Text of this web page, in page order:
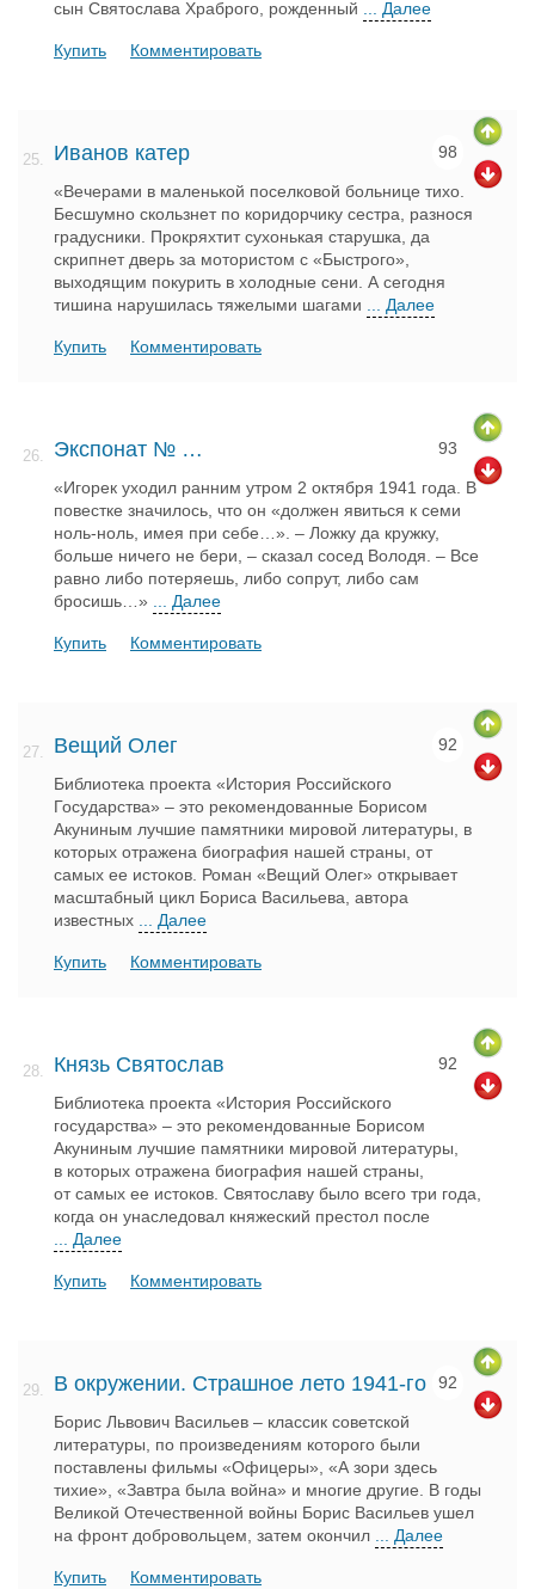
сын Святослава Храброго, рожденный ... Далее
Купить Комментировать
25. Иванов катер 98
«Вечерами в маленькой поселковой больнице тихо.
Бесшумно скользнет по коридорчику сестра, разнося
градусники. Прокряхтит сухонькая старушка, да
скрипнет дверь за мотористом с «Быстрого»,
выходящим покурить в холодные сени. А сегодня
тишина нарушилась тяжелыми шагами ... Далее
Купить Комментировать
26. Экспонат № … 93
«Игорек уходил ранним утром 2 октября 1941 года. В
повестке значилось, что он «должен явиться к семи
ноль-ноль, имея при себе…». – Ложку да кружку,
больше ничего не бери, – сказал сосед Володя. – Все
равно либо потеряешь, либо сопрут, либо сам
бросишь…» ... Далее
Купить Комментировать
27. Вещий Олег 92
Библиотека проекта «История Российского
Государства» – это рекомендованные Борисом
Акуниным лучшие памятники мировой литературы, в
которых отражена биография нашей страны, от
самых ее истоков. Роман «Вещий Олег» открывает
масштабный цикл Бориса Васильева, автора
известных ... Далее
Купить Комментировать
28. Князь Святослав 92
Библиотека проекта «История Российского
государства» – это рекомендованные Борисом
Акуниным лучшие памятники мировой литературы,
в которых отражена биография нашей страны,
от самых ее истоков. Святославу было всего три года,
когда он унаследовал княжеский престол после
... Далее
Купить Комментировать
29. В окружении. Страшное лето 1941-го 92
Борис Львович Васильев – классик советской
литературы, по произведениям которого были
поставлены фильмы «Офицеры», «А зори здесь
тихие», «Завтра была война» и многие другие. В годы
Великой Отечественной войны Борис Васильев ушел
на фронт добровольцем, затем окончил ... Далее
Купить Комментировать